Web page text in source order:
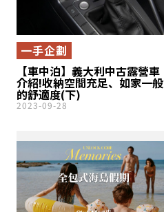
【車中泊】義大利中古露營車
介紹!收納空間充足、如家一般
的舒適度(下)
一手企劃
2023-09-28